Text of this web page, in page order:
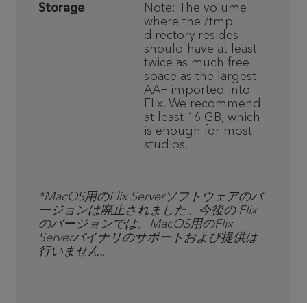
Storage
Note: The volume
where the /tmp
directory resides
should have at least
twice as much free
space as the largest
AAF imported into
Flix. We recommend
at least 16 GB, which
is enough for most
studios.
*MacOS用のFlix Serverソフトウェアのバ
ージョンは廃止されました。今後の Flix
のバージョンでは、MacOS用のFlix
Serverバイナリのサポートおよび提供は
行いません。